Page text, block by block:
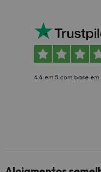
4.4 em 5 com base